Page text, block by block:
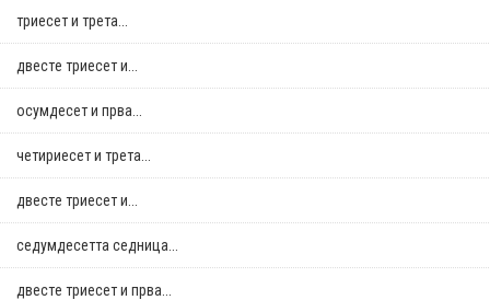
триесет и трета...
двестe триесет и...
осумдесет и прва...
четириесет и трета...
двестe триесет и...
седумдесетта седница...
двестe триесет и прва...